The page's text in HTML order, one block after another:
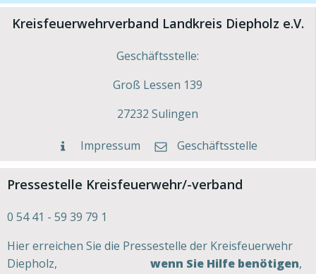
Kreisfeuerwehrverband Landkreis Diepholz e.V.
Geschäftsstelle:
Groß Lessen 139
27232 Sulingen
Impressum Geschäftsstelle
Pressestelle Kreisfeuerwehr/-verband
0 54 41 - 59 39 79 1
Hier erreichen Sie die Pressestelle der Kreisfeuerwehr
Diepholz, wenn Sie Hilfe benötigen,